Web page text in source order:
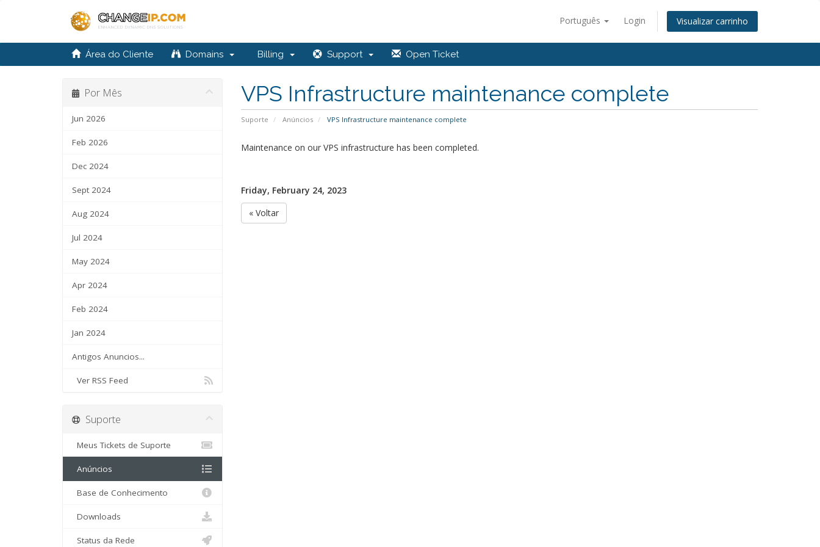
Português Login Visualizar carrinho
Área do Cliente Domains Billing Support Open Ticket
VPS Infrastructure maintenance complete
Suporte Anúncios VPS Infrastructure maintenance complete
Por Mês
Jun 2026
Feb 2026
Dec 2024
Sept 2024
Aug 2024
Jul 2024
May 2024
Apr 2024
Feb 2024
Jan 2024
Antigos Anuncios...
Ver RSS Feed
Maintenance on our VPS infrastructure has been completed.
Friday, February 24, 2023
« Voltar
Suporte
Meus Tickets de Suporte
Anúncios
Base de Conhecimento
Downloads
Status da Rede